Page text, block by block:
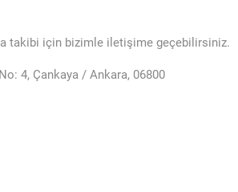
takibi için bizimle iletişime geçebilirsiniz.
4, Çankaya / Ankara, 06800